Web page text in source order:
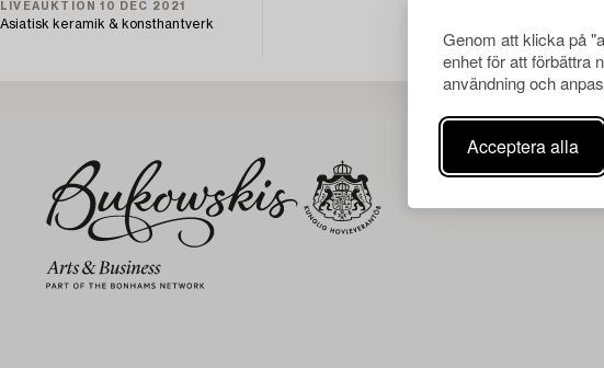
Genom att klicka på
enhet för att förbättra
användning och
Acceptera alla
LIVEAUKTION 10 DEC 2021
Asiatisk keramik & konsthantverk